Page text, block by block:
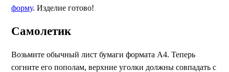
форму. Изделие готово!
Самолетик
Возьмите обычный лист бумаги формата А4. Теперь
согните его пополам, верхние уголки должны совпадать с